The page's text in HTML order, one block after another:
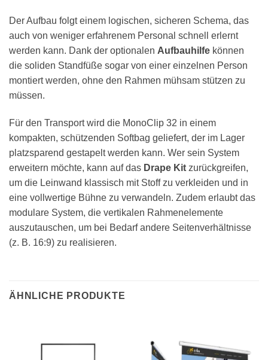
Der Aufbau folgt einem logischen, sicheren Schema, das
auch von weniger erfahrenem Personal schnell erlernt
werden kann. Dank der optionalen Aufbauhilfe können
die soliden Standfüße sogar von einer einzelnen Person
montiert werden, ohne den Rahmen mühsam stützen zu
müssen.
Für den Transport wird die MonoClip 32 in einem
kompakten, schützenden Softbag geliefert, der im Lager
platzsparend gestapelt werden kann. Wer sein System
erweitern möchte, kann auf das Drape Kit zurückgreifen,
um die Leinwand klassisch mit Stoff zu verkleiden und in
eine vollwertige Bühne zu verwandeln. Zudem erlaubt das
modulare System, die vertikalen Rahmenelemente
auszutauschen, um bei Bedarf andere Seitenverhältnisse
(z. B. 16:9) zu realisieren.
ÄHNLICHE PRODUKTE